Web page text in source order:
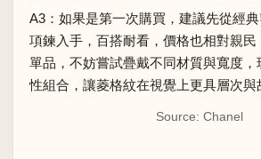
A3：如果是第一次購買，建議先從經
項鍊入手，百搭耐看，價格也相對親
單品，不妨嘗試疊戴不同材質與寬度，
性組合，讓菱格紋在視覺上更具層次與
Source: Chanel